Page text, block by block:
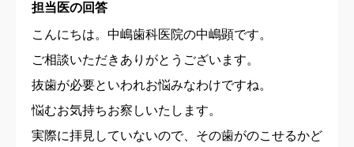
担当医の回答
こんにちは。中嶋歯科医院の中嶋顕です。
ご相談いただきありがとうございます。
抜歯が必要といわれお悩みなわけですね。
悩むお気持ちお察しいたします。
実際に拝見していないので、その歯がのこせるかど